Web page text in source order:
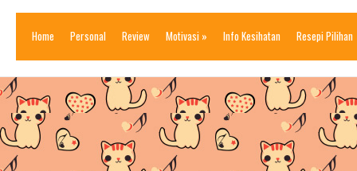
Home Personal Review Motivasi » Info Kesihatan Resepi Pilihan